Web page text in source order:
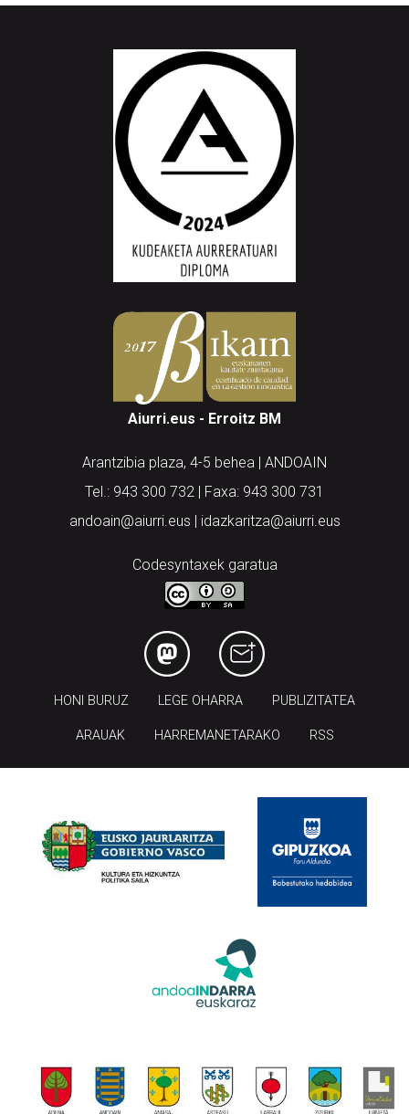
Aiurri.eus - Erroitz BM
Arantzibia plaza, 4-5 behea | ANDOAIN
Tel.: 943 300 732 | Faxa: 943 300 731
andoain@aiurri.eus | idazkaritza@aiurri.eus
Codesyntaxek garatua
HONI BURUZ LEGE OHARRA PUBLIZITATEA
ARAUAK HARREMANETARAKO RSS